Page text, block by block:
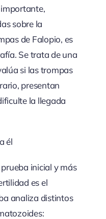
sobre la
de Falopio, es
Se trata de una
si las trompas
presentan
la llegada
él
inicial y más
es el
analiza distintos